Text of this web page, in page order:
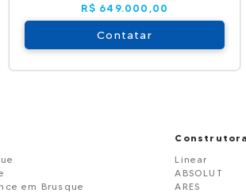
R$ 649.000,00
Contatar
em Brusque
Linear
ABSOLUT
ARES